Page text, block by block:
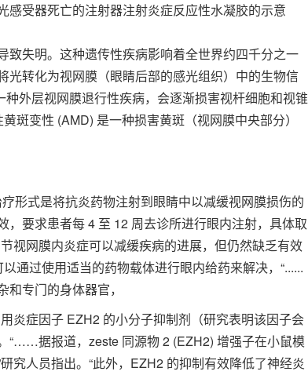
受器死亡的注射器注射炎症反应性水凝胶的示意
失明。这种遗传性疾病影响着全世界约四千分之一
转化为视网膜（眼睛后部的感光组织）中的生物信
外层视网膜退行性疾病，会逐渐损害视杆细胞和视锥
斑变性 (AMD) 是一种损害黄斑（视网膜中央部分）
形式是将抗炎药物注射到眼睛中以减缓视网膜损伤的
要求患者每 4 至 12 周去诊所进行眼内注射，具体取
视网膜内炎症可以减缓疾病的进展，但仍然缺乏有效
通过使用适当的药物载体进行眼内给药来解决，“......
专门的身体器官，
炎症因子 EZH2 的小分子抑制剂（研究表明该因子会
“……据报道，zeste 同源物 2 (EZH2) 增强子在小鼠模
究人员指出。“此外，EZH2 的抑制有效降低了神经炎